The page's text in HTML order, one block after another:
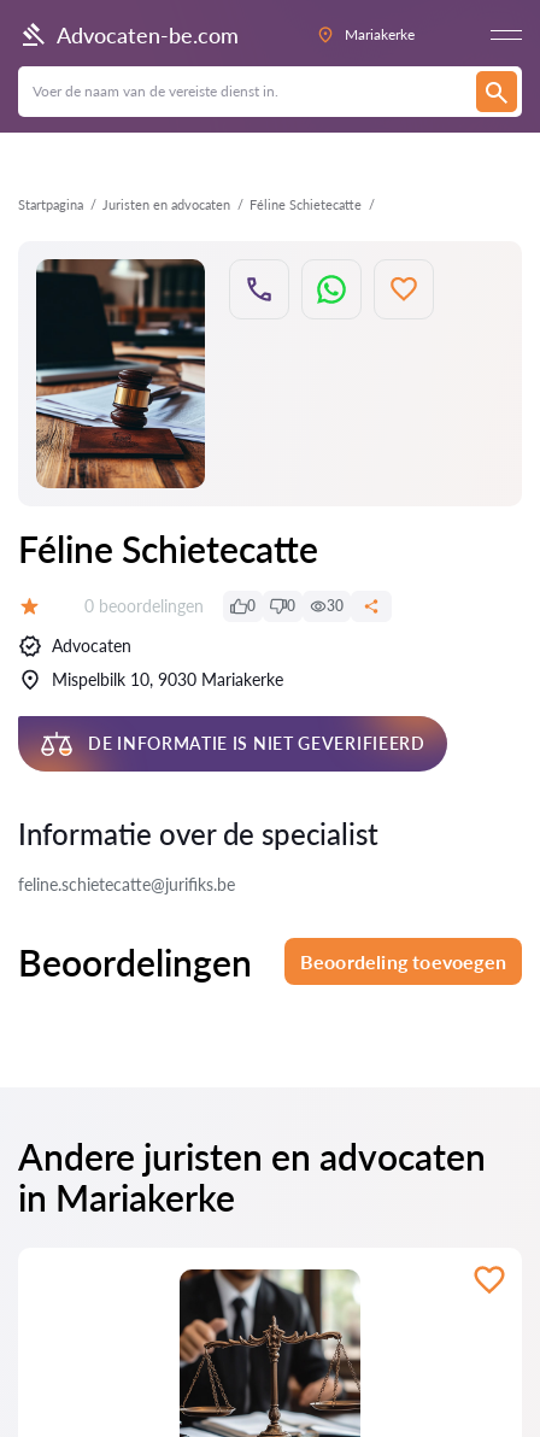
Advocaten-be.com Mariakerke
Startpagina Juristen en advocaten Féline Schietecatte
Terug
Féline Schietecatte
Beoordelingen:
0 beoordelingen 0 0 30
Advocaten
Mispelbilk 10, 9030 Mariakerke
DE INFORMATIE IS NIET GEVERIFIEERD
Informatie over de specialist
feline.schietecatte@jurifiks.be
Beoordelingen Beoordeling toevoegen
Andere juristen en advocaten
in Mariakerke